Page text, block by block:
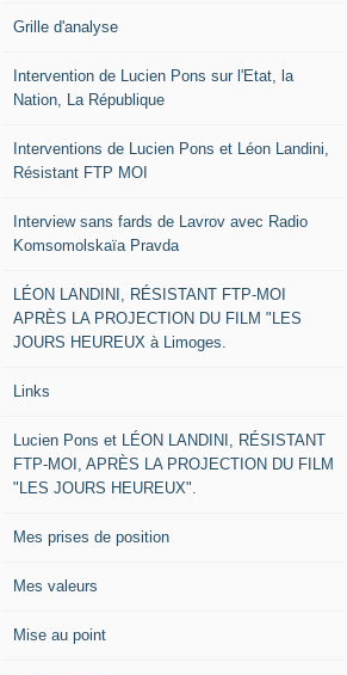
Grille d'analyse
Intervention de Lucien Pons sur l'Etat, la
Nation, La République
Interventions de Lucien Pons et Léon Landini,
Résistant FTP MOI
Interview sans fards de Lavrov avec Radio
Komsomolskaïa Pravda
LÉON LANDINI, RÉSISTANT FTP-MOI
APRÈS LA PROJECTION DU FILM "LES
JOURS HEUREUX à Limoges.
Links
Lucien Pons et LÉON LANDINI, RÉSISTANT
FTP-MOI, APRÈS LA PROJECTION DU FILM
"LES JOURS HEUREUX".
Mes prises de position
Mes valeurs
Mise au point